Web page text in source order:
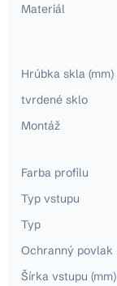
Materiál
Hrúbka skla (mm)
tvrdené sklo
Montáž
Farba profilu
Typ vstupu
Typ
Ochranný povlak
Šírka vstupu (mm)